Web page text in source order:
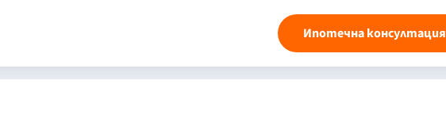
Ипотечна консултация